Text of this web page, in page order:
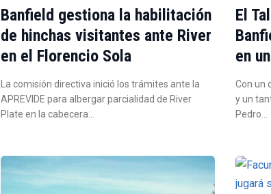
Banfield gestiona la habilitación
de hinchas visitantes ante River
en el Florencio Sola
La comisión directiva inició los trámites ante la
APREVIDE para albergar parcialidad de River
Plate en la cabecera…
El
en
Con un
y un
Pedro…